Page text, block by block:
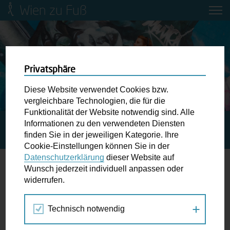
Wien zu Fuß
Mobilitätsbildung für Kinder und
Jugendliche
Ringstraße-Neugestaltung
Wiener Fußwegekarte
Newsletter abonnieren
Wunschbox
der Ampel ...
STARTSEITE
SPAZIERGANG KALENDER
WIESENKRÄUTER UND -GRÄSER UNTER DER LUPE
21.
JUN
2026
Privatsphäre
Diese Website verwendet Cookies bzw.
vergleichbare Technologien, die für die
Funktionalität der Website notwendig sind. Alle
Informationen zu den verwendeten Diensten
finden Sie in der jeweiligen Kategorie. Ihre
Cookie-Einstellungen können Sie in der
Datenschutzerklärung dieser Website auf
Wunsch jederzeit individuell anpassen oder
widerrufen.
Technisch notwendig